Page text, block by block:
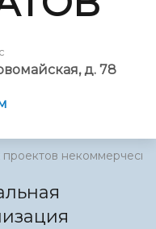
д. 78
некоммерческ...